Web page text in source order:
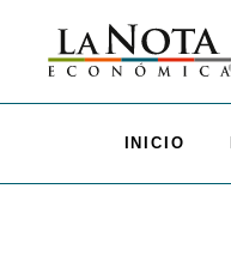
INICIO